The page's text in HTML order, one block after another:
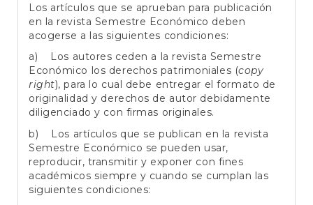
Los artículos que se aprueban para publicación
en la revista Semestre Económico deben
acogerse a las siguientes condiciones:
a) Los autores ceden a la revista Semestre
Económico los derechos patrimoniales (copy
right), para lo cual debe entregar el formato de
originalidad y derechos de autor debidamente
diligenciado y con firmas originales.
b) Los artículos que se publican en la revista
Semestre Económico se pueden usar,
reproducir, transmitir y exponer con fines
académicos siempre y cuando se cumplan las
siguientes condiciones: